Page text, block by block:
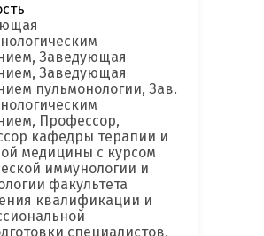
Заведующая
Заведующая
пульмонологии, Зав.
Профессор,
кафедры терапии и
медицины с курсом
иммунологии и
факультета
квалификации и
специалистов,